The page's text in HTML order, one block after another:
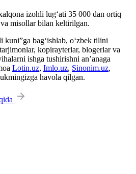
izohli lug‘ati 35 000 dan ortiq
misollar bilan keltirilgan.
bag‘ishlab, o‘zbek tilini
kopirayterlar, blogerlar va
ishga tushirishni an’anaga
Lotin.uz, Imlo.uz, Sinonim.uz,
havola qilgan.